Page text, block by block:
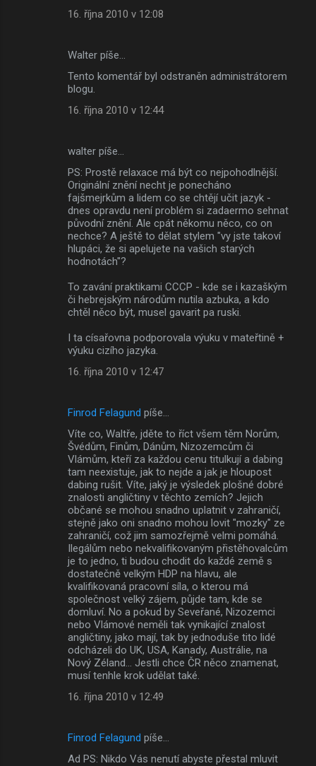
16. října 2010 v 12:08
Walter píše…
Tento komentář byl odstraněn administrátorem
blogu.
16. října 2010 v 12:44
walter píše…
PS: Prostě relaxace má být co nejpohodlnější.
Originální znění necht je ponecháno
fajšmejrkům a lidem co se chtějí učit jazyk -
dnes opravdu není problém si zadaermo sehnat
původní znění. Ale cpát někomu něco, co on
nechce? A ještě to dělat stylem "vy jste takoví
hlupáci, že si apelujete na vašich starých
hodnotách"?
To zavání praktikami CCCP - kde se i kazaškým
či hebrejským národům nutila azbuka, a kdo
chtěl něco být, musel gavarit pa ruski.
I ta císařovna podporovala výuku v mateřtině +
výuku cizího jazyka.
16. října 2010 v 12:47
Finrod Felagund píše…
Víte co, Waltře, jděte to říct všem těm Norům,
Švédům, Finům, Dánům, Nizozemcům či
Vlámům, kteří za každou cenu titulkují a dabing
tam neexistuje, jak to nejde a jak je hloupost
dabing rušit. Víte, jaký je výsledek plošné dobré
znalosti angličtiny v těchto zemích? Jejich
občané se mohou snadno uplatnit v zahraničí,
stejně jako oni snadno mohou lovit "mozky" ze
zahraničí, což jim samozřejmě velmi pomáhá.
Ilegálům nebo nekvalifikovaným přistěhovalcům
je to jedno, ti budou chodit do každé země s
dostatečně velkým HDP na hlavu, ale
kvalifikovaná pracovní síla, o kterou má
společnost velký zájem, půjde tam, kde se
domluví. No a pokud by Seveřané, Nizozemci
nebo Vlámové neměli tak vynikající znalost
angličtiny, jako mají, tak by jednoduše tito lidé
odcházeli do UK, USA, Kanady, Austrálie, na
Nový Zéland... Jestli chce ČR něco znamenat,
musí tenhle krok udělat také.
16. října 2010 v 12:49
Finrod Felagund píše…
Ad PS: Nikdo Vás nenutí abyste přestal mluvit